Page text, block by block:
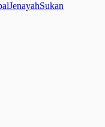
JenayahSukan